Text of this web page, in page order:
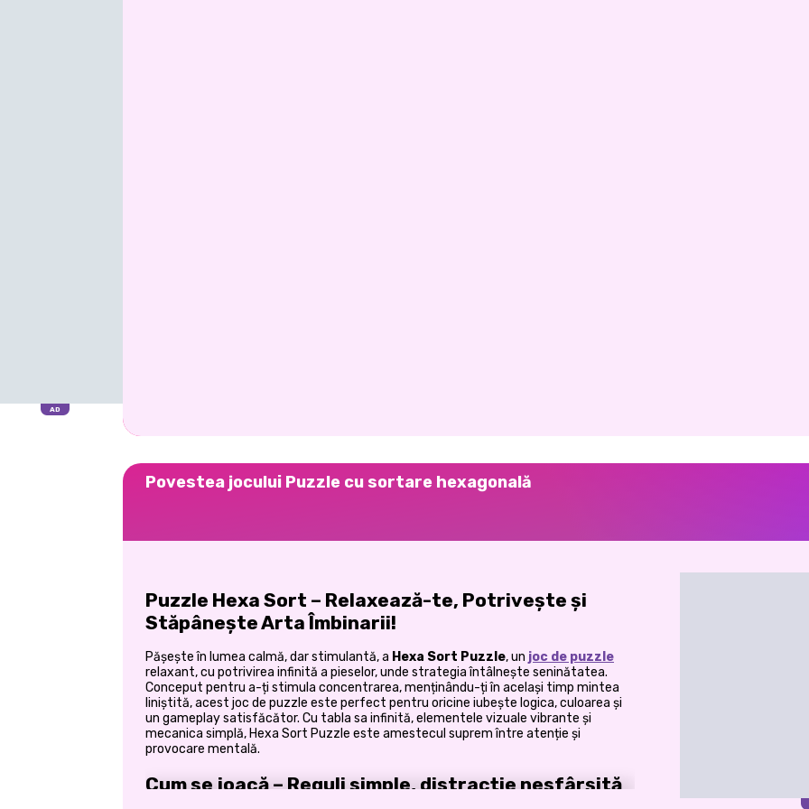
Povestea jocului Puzzle cu sortare hexagonală
Puzzle Hexa Sort – Relaxează-te, Potrivește și
Stăpânește Arta Îmbinarii!
Pășește în lumea calmă, dar stimulantă, a Hexa Sort Puzzle, un joc de puzzle
relaxant, cu potrivirea infinită a pieselor, unde strategia întâlnește seninătatea.
Conceput pentru a-ți stimula concentrarea, menținându-ți în același timp mintea
liniștită, acest joc de puzzle este perfect pentru oricine iubește logica, culoarea și
un gameplay satisfăcător. Cu tabla sa infinită, elementele vizuale vibrante și
mecanica simplă, Hexa Sort Puzzle este amestecul suprem între atenție și
provocare mentală.
Cum se joacă – Reguli simple, distracție nesfârșită